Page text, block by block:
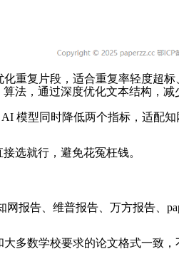
重复片段，适合重复率轻度超
算法，通过深度优化文本结构，
模型同时降低两个指标，适配
选就行，避免花冤枉钱。
网报告、维普报告、万方报告
多数学校要求的论文格式一致